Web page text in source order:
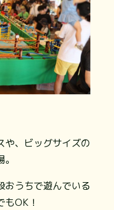
や、ビッグサイズの
おうちで遊んでいる
もOK！